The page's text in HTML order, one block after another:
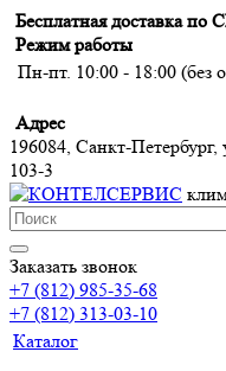
Бесплатная доставка по
Режим работы
Пн-пт. 10:00 - 18:00 (без
Адрес
196084, Санкт-
103-3
Заказать звонок
+7 (812) 985-35-68
+7 (812) 313-03-10
Каталог